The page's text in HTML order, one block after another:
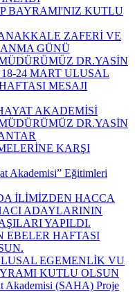
BAYRAMI'NIZ KUTLU
ZAFERİ VE
GÜNÜ
DR.YASİN
24 MART ULUSAL
MESAJI
AKADEMİSİ
DR.YASİN
KARŞI
Akademisi” Eğitimleri
İLİMİZDEN HACCA
ADAYLARININ
YAPILDI.
EBELER HAFTASI
EGEMENLİK VU
KUTLU OLSUN
Akademisi (SAHA) Proje